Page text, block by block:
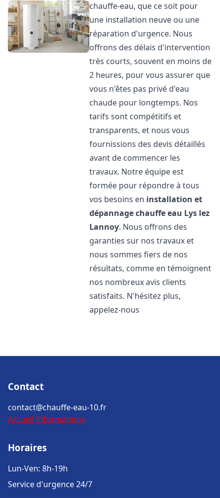
chauffe-eau, que ce soit pour
une installation neuve ou une
réparation d'urgence. Nous
offrons des délais d'intervention
très courts, souvent en moins de
2 heures, pour vous assurer que
vous n'êtes pas privé d'eau
chaude pour longtemps. Nos
tarifs sont compétitifs et
transparents, et nous vous
fournissions des devis détaillés
avant de commencer les
travaux. Notre équipe est
formée pour répondre à tous
vos besoins en installation et
dépannage chauffe eau Lys lez
Lannoy. Nous offrons des
garanties sur nos travaux et
nous sommes fiers de nos
résultats, comme en témoignent
nos nombreux avis clients
satisfaits. N'hésitez plus,
appelez-nous
Contact
contact@chauffe-eau-10.fr
Accueil Informations
Horaires
Lun-Ven: 8h-19h
Service d'urgence 24/7